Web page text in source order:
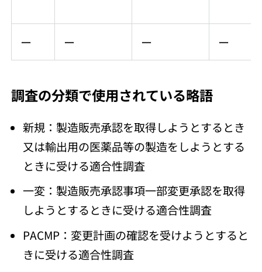
ー ー ー ー
調査の分類で使用されている略語
新規：製造販売承認を取得しようとするとき
又は輸出用の医薬品等の製造をしようとする
ときに受ける適合性調査
一変：製造販売承認事項一部変更承認を取得
しようとするときに受ける適合性調査
PACMP：変更計画の確認を受けようとすると
きに受ける適合性調査